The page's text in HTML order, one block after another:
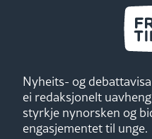
Nyheits- og
ei redaksjonelt
styrkje nynorsken og
engasjementet til unge.